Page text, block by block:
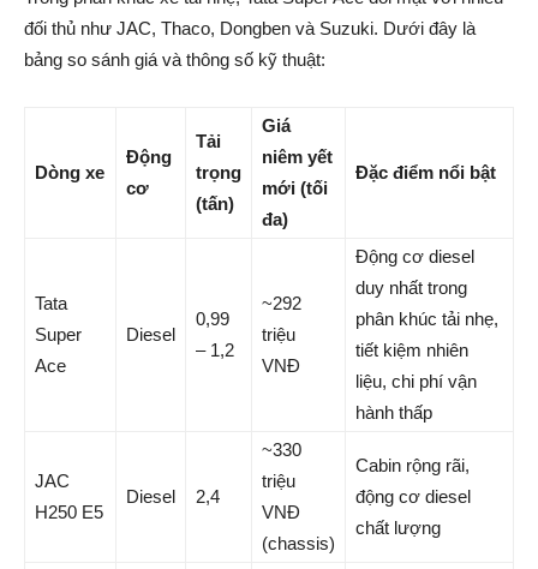
đối thủ như JAC, Thaco, Dongben và Suzuki. Dưới đây là
bảng so sánh giá và thông số kỹ thuật:
Dòng xe
Động
cơ
Tải
trọng
(tấn)
Giá
niêm yết
mới (tối
đa)
Đặc điểm nổi bật
Tata
Super
Ace
Diesel
0,99
– 1,2
~292
triệu
VNĐ
Động cơ diesel
duy nhất trong
phân khúc tải nhẹ,
tiết kiệm nhiên
liệu, chi phí vận
hành thấp
JAC
H250 E5
Diesel 2,4
~330
triệu
VNĐ
(chassis)
Cabin rộng rãi,
động cơ diesel
chất lượng